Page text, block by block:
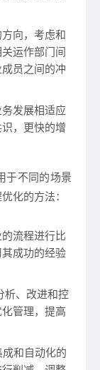
向，考虑和
运作部门间
员之间的冲
发展相适应
，更快的增
于不同的场景
化的方法：
流程进行比
成功的经验
析、改进和控
管理，提高
成和自动化的